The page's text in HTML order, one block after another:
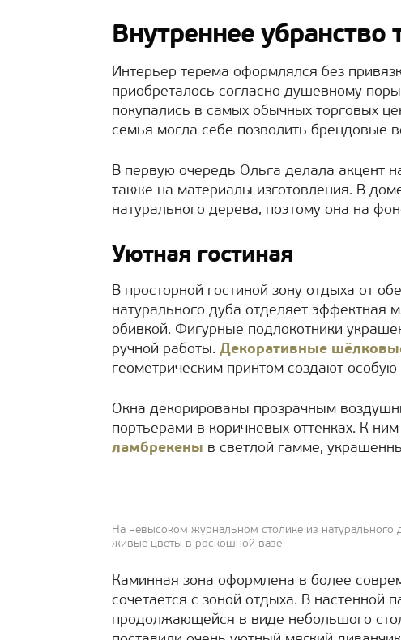
Внутреннее убранство
Интерьер терема оформлялся без
приобреталось согласно душевному
покупались в самых обычных торговых
семья могла себе позволить брендовые
В первую очередь Ольга делала акцент
также на материалы изготовления. В
натурального дерева, поэтому она на
Уютная гостиная
В просторной гостиной зону отдыха от
натурального дуба отделяет эффектная
обивкой. Фигурные подлокотники
ручной работы. Декоративные
геометрическим принтом создают
Окна декорированы прозрачным
портьерами в коричневых оттенках. К
ламбрекены в светлой гамме,
На невысоком журнальном столике из натурального
живые цветы в роскошной вазе
Каминная зона оформлена в более
сочетается с зоной отдыха. В настенной
продолжающейся в виде небольшого